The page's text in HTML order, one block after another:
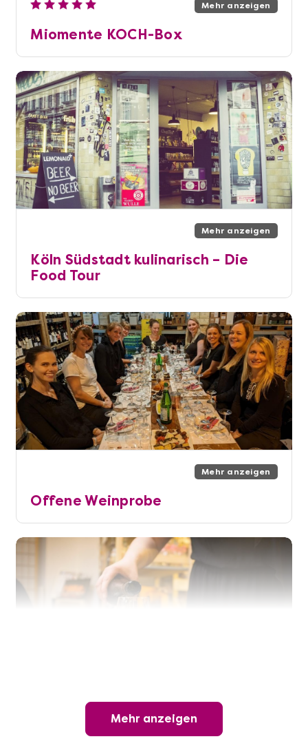
Mehr anzeigen
Miomente KOCH-Box
Mehr anzeigen
Köln Südstadt kulinarisch – Die
Food Tour
Mehr anzeigen
Offene Weinprobe
Wunderschöner Weinabend
Mehr anzeigen